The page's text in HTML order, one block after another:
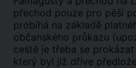
přechod pouze pro pěší
probíhá na základě
občanského průkazu
cestě je třeba se
který byl již dříve